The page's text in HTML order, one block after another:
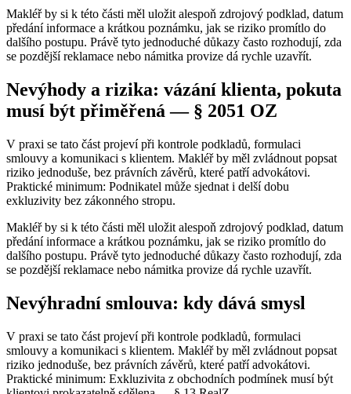
Makléř by si k této části měl uložit alespoň zdrojový podklad, datum
předání informace a krátkou poznámku, jak se riziko promítlo do
dalšího postupu. Právě tyto jednoduché důkazy často rozhodují, zda
se pozdější reklamace nebo námitka provize dá rychle uzavřít.
Nevýhody a rizika: vázání klienta, pokuta
musí být přiměřená — § 2051 OZ
V praxi se tato část projeví při kontrole podkladů, formulaci
smlouvy a komunikaci s klientem. Makléř by měl zvládnout popsat
riziko jednoduše, bez právních závěrů, které patří advokátovi.
Praktické minimum: Podnikatel může sjednat i delší dobu
exkluzivity bez zákonného stropu.
Makléř by si k této části měl uložit alespoň zdrojový podklad, datum
předání informace a krátkou poznámku, jak se riziko promítlo do
dalšího postupu. Právě tyto jednoduché důkazy často rozhodují, zda
se pozdější reklamace nebo námitka provize dá rychle uzavřít.
Nevýhradní smlouva: kdy dává smysl
V praxi se tato část projeví při kontrole podkladů, formulaci
smlouvy a komunikaci s klientem. Makléř by měl zvládnout popsat
riziko jednoduše, bez právních závěrů, které patří advokátovi.
Praktické minimum: Exkluzivita z obchodních podmínek musí být